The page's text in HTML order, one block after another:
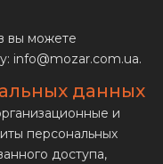
вы можете
info@mozar.com.ua.
данных
и
персональных
доступа,